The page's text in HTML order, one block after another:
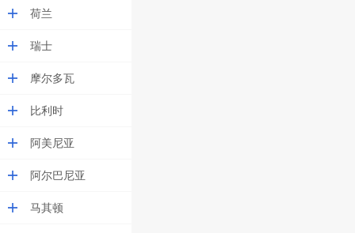
荷兰
瑞士
摩尔多瓦
比利时
阿美尼亚
阿尔巴尼亚
马其顿